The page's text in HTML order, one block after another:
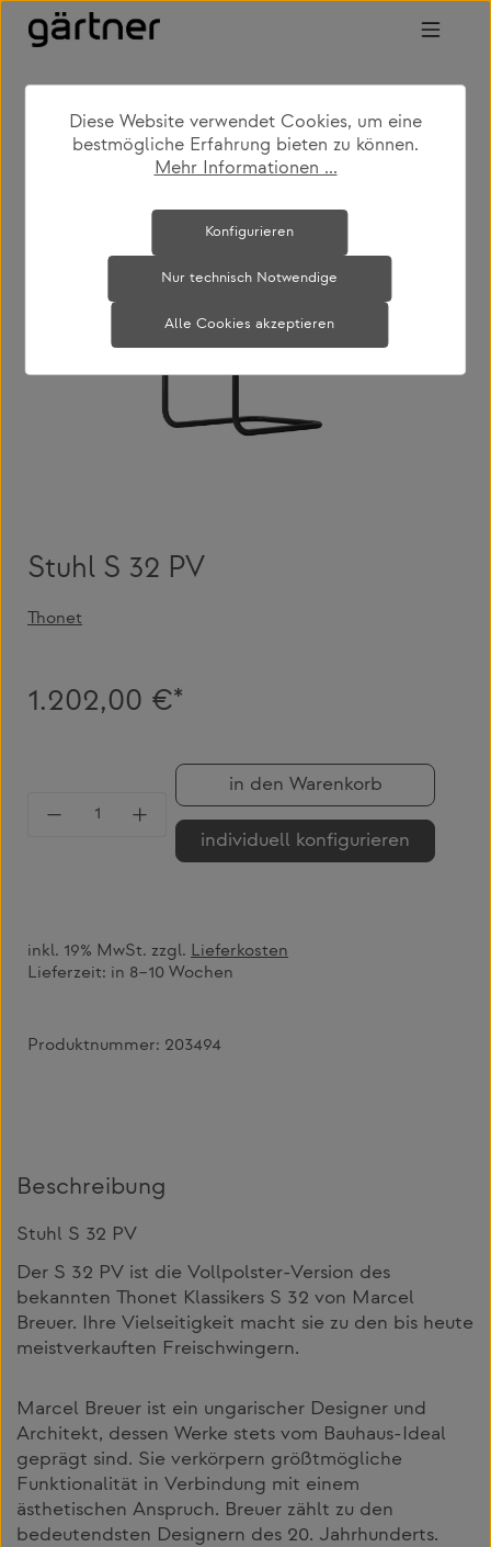
Zum Hauptinhalt springen
shop produkte wohnen stühle
Bildergalerie überspringen
Stuhl S 32 PV
Thonet
1.202,00 €*
Produkt Anzahl: Gib den gewünschten
in den Warenkorb
individuell konfigurieren
inkl. 19% MwSt. zzgl. Lieferkosten
Lieferzeit: in 8–10 Wochen
Produktnummer: 203494
Beschreibung
Stuhl S 32 PV
Der S 32 PV ist die Vollpolster-Version des
bekannten Thonet Klassikers S 32 von Marcel
Breuer. Ihre Vielseitigkeit macht sie zu den bis heute
meistverkauften Freischwingern.
Marcel Breuer ist ein ungarischer Designer und
Architekt, dessen Werke stets vom Bauhaus-Ideal
geprägt sind. Sie verkörpern größtmögliche
Funktionalität in Verbindung mit einem
ästhetischen Anspruch. Breuer zählt zu den
bedeutendsten Designern des 20. Jahrhunderts.
Diese Website verwendet Cookies, um eine
bestmögliche Erfahrung bieten zu können.
Mehr Informationen ...
Nur technisch Notwendige
Konfigurieren
Alle Cookies akzeptieren